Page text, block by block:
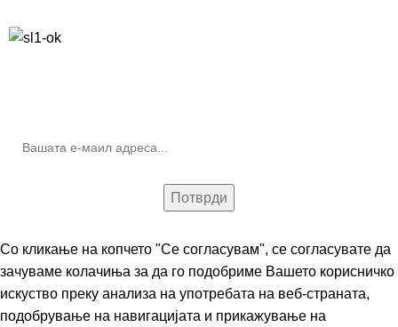
Со кликање на копчето "Се согласувам", се согласувате да
зачуваме колачиња за да го подобриме Вашето корисничко
искуство преку анализа на употребата на веб-страната,
подобрување на навигацијата и прикажување на